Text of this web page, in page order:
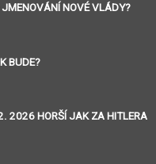
NOVÉ VLÁDY?
BUDE?
2026 HORŠÍ JAK ZA HITLERA